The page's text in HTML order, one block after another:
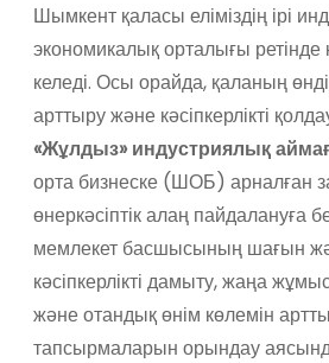
Шымкент қаласы еліміздің ірі
экономикалық орталығы
келеді. Осы орайда, қаланың
арттыру және кәсіпкерлікті
«Жұлдыз» индустриялық
орта бизнеске (ШОБ) арналған
өнеркәсіптік алаң пайдалануға
мемлекет басшысының шағын
кәсіпкерлікті дамыту, жаңа
және отандық өнім көлемін
тапсырмаларын орындау